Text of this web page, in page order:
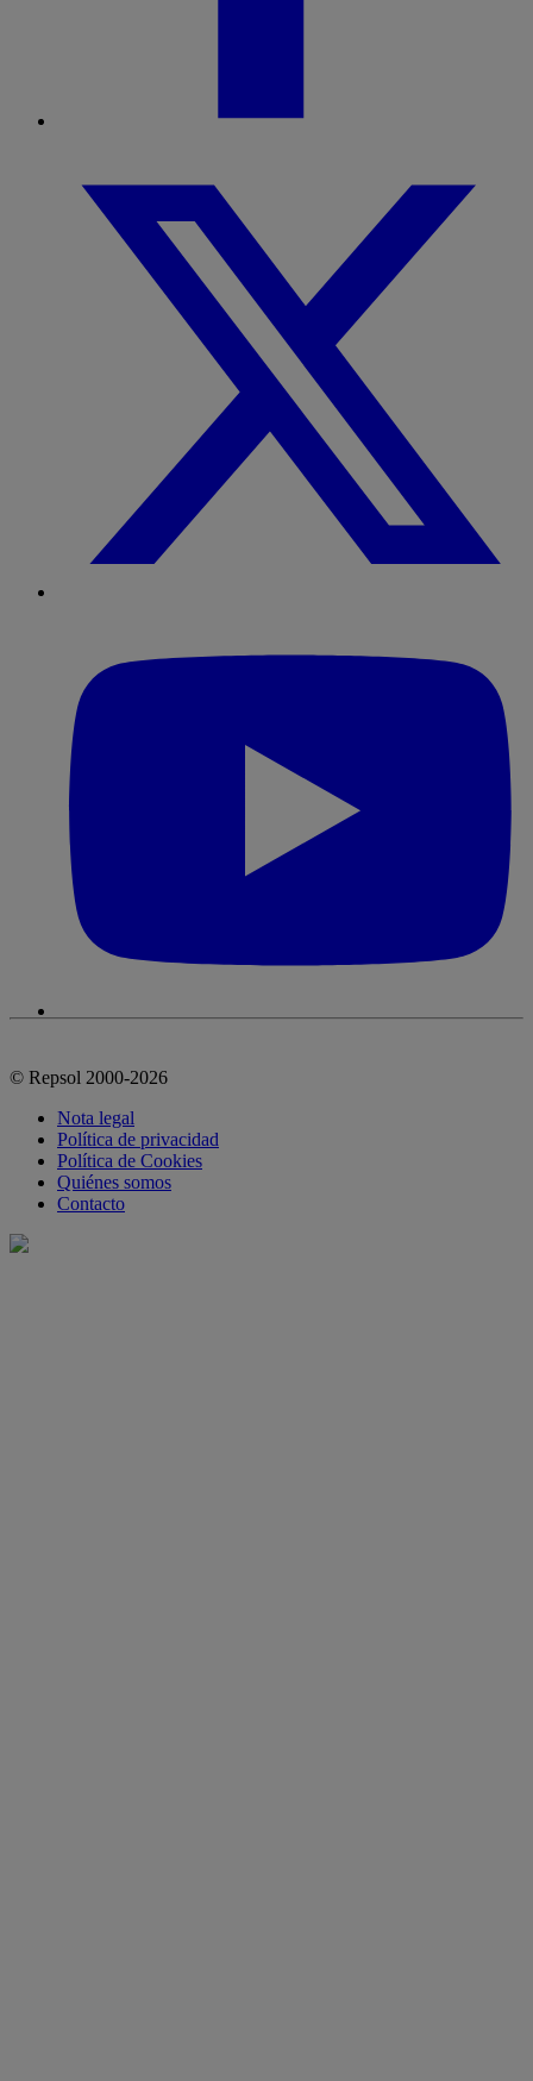
© Repsol 2000-2026
Nota legal
Política de privacidad
Política de Cookies
Quiénes somos
Contacto